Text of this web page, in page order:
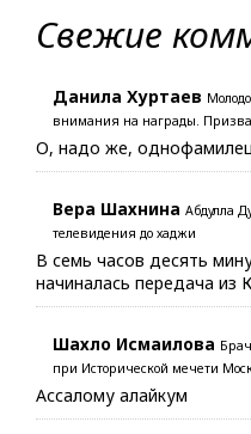
Свежие
Данила Хуртаев
внимания на награды.
О, надо же,
Вера Шахнина Абдулла
телевидения до хаджи
В семь часов десять
начиналась передача из
Шахло Исмаилова
при Исторической мечети
Ассалому алайкум